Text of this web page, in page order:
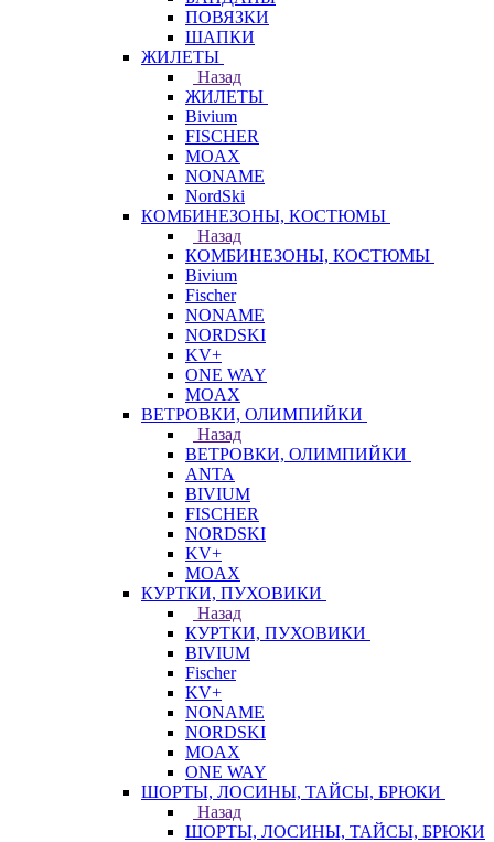
ПОВЯЗКИ
ШАПКИ
ЖИЛЕТЫ
Назад
ЖИЛЕТЫ
Bivium
FISCHER
MOAX
NONAME
NordSki
КОМБИНЕЗОНЫ, КОСТЮМЫ
Назад
КОМБИНЕЗОНЫ, КОСТЮМЫ
Bivium
Fischer
NONAME
NORDSKI
KV+
ONE WAY
MOAX
ВЕТРОВКИ, ОЛИМПИЙКИ
Назад
ВЕТРОВКИ, ОЛИМПИЙКИ
ANTA
BIVIUM
FISCHER
NORDSKI
KV+
MOAX
КУРТКИ, ПУХОВИКИ
Назад
КУРТКИ, ПУХОВИКИ
BIVIUM
Fischer
KV+
NONAME
NORDSKI
MOAX
ONE WAY
ШОРТЫ, ЛОСИНЫ, ТАЙСЫ, БРЮКИ
Назад
ШОРТЫ, ЛОСИНЫ, ТАЙСЫ, БРЮКИ